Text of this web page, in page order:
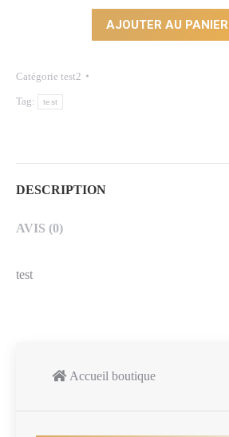
AJOUTER AU PANIER
Catégorie test2
Tag: test
DESCRIPTION
AVIS (0)
test
Accueil boutique